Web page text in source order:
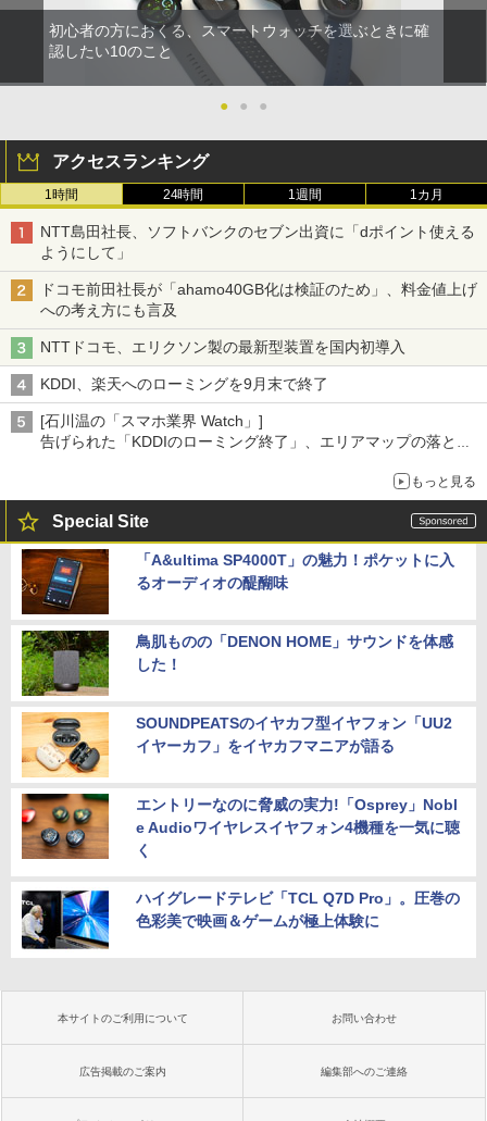
初心者の方におくる、スマートウォッチを選ぶときに確
認したい10のこと
● ● ●
アクセスランキング
1時間 24時間 1週間 1カ月
NTT島田社長、ソフトバンクのセブン出資に「dポイント使える
ようにして」
ドコモ前田社長が「ahamo40GB化は検証のため」、料金値上げ
への考え方にも言及
NTTドコモ、エリクソン製の最新型装置を国内初導入
KDDI、楽天へのローミングを9月末で終了
[石川温の「スマホ業界 Watch」]
告げられた「KDDIのローミング終了」、エリアマップの落とし
もっと見る
Special Site
「A&ultima SP4000T」の魅力！ポケットに入
るオーディオの醍醐味
鳥肌ものの「DENON HOME」サウンドを体感
した！
SOUNDPEATSのイヤカフ型イヤフォン「UU2
イヤーカフ」をイヤカフマニアが語る
エントリーなのに脅威の実力!「Osprey」Nobl
e Audioワイヤレスイヤフォン4機種を一気に聴
く
ハイグレードテレビ「TCL Q7D Pro」。圧巻の
色彩美で映画＆ゲームが極上体験に
本サイトのご利用について お問い合わせ
広告掲載のご案内 編集部へのご連絡